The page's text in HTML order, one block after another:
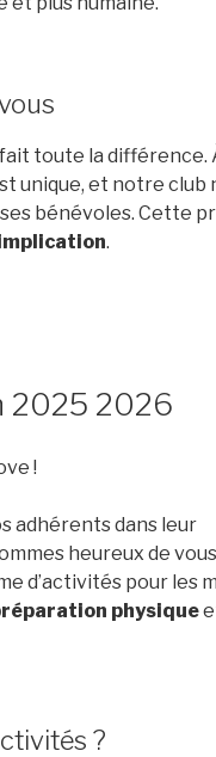
toute la différence.
unique, et notre club
bénévoles. Cette
.
2025 2026
!
adhérents dans leur
heureux de vous
d’activités pour les
physique
?